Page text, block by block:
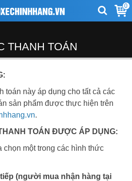
0
THANH TOÁN
toán này áp dụng cho tất cả các
sản phẩm được thực hiện trên
.
TOÁN ĐƯỢC ÁP DỤNG:
chọn một trong các hình thức
(người mua nhận hàng tại